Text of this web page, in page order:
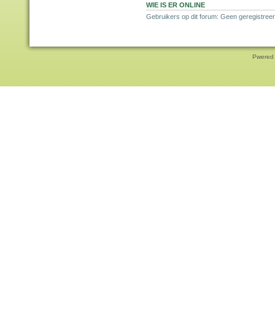
WIE IS ER ONLINE
Gebruikers op dit forum: Geen